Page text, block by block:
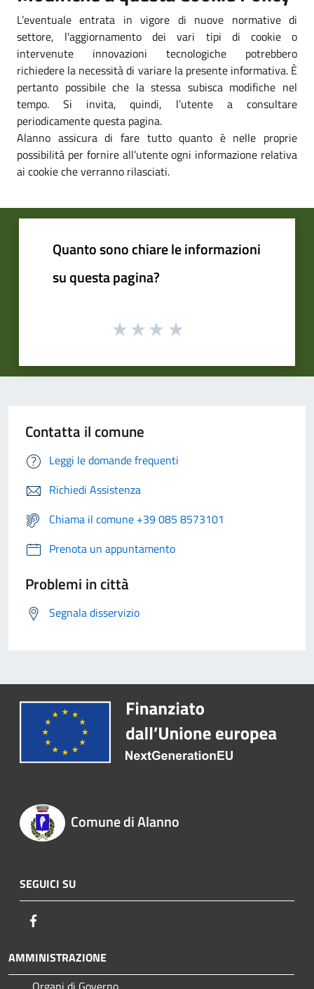
L’eventuale entrata in vigore di nuove normative di
settore, l'aggiornamento dei vari tipi di cookie o
intervenute innovazioni tecnologiche potrebbero
richiedere la necessità di variare la presente informativa. È
pertanto possibile che la stessa subisca modifiche nel
tempo. Si invita, quindi, l’utente a consultare
periodicamente questa pagina.
Alanno assicura di fare tutto quanto è nelle proprie
possibilità per fornire all’utente ogni informazione relativa
ai cookie che verranno rilasciati.
Quanto sono chiare le informazioni
su questa pagina?
Contatta il comune
Leggi le domande frequenti
Richiedi Assistenza
Chiama il comune +39 085 8573101
Prenota un appuntamento
Problemi in città
Segnala disservizio
Comune di Alanno
SEGUICI SU
AMMINISTRAZIONE